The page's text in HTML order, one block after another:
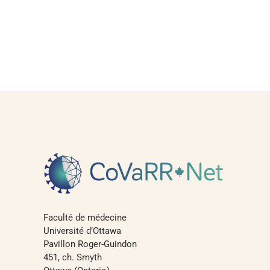
Faculté de médecine
Université d’Ottawa
Pavillon Roger-Guindon
451, ch. Smyth